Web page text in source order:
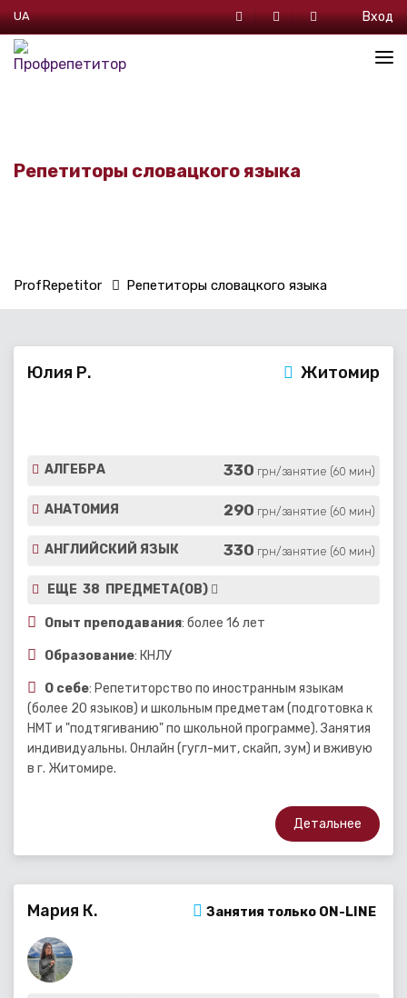
UA Вход
Репетиторы словацкого языка
ProfRepetitor Репетиторы словацкого языка
Юлия Р. Житомир
АЛГЕБРА 330 грн/занятие (60 мин)
АНАТОМИЯ 290 грн/занятие (60 мин)
АНГЛИЙСКИЙ ЯЗЫК 330 грн/занятие (60 мин)
ЕЩЕ 38 ПРЕДМЕТА(ОВ)
Опыт преподавания: более 16 лет
Образование: КНЛУ
О себе: Репетиторство по иностранным языкам
(более 20 языков) и школьным предметам (подготовка к
НМТ и "подтягиванию" по школьной программе). Занятия
индивидуальны. Онлайн (гугл-мит, скайп, зум) и вживую
в г. Житомире.
Детальнее
Мария К. Занятия только ON-LINE